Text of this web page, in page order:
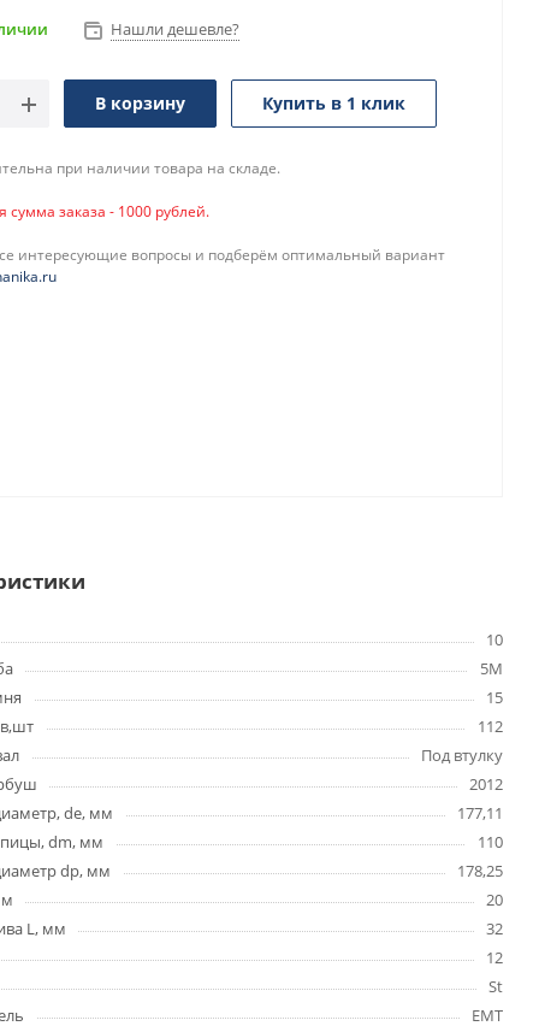
Нашли дешевле?
В корзину Купить в 1 клик
при наличии товара на складе.
заказа - 1000 рублей.
интересующие вопросы и подберём оптимальный вариант
10
5M
15
112
Под втулку
2012
de, мм
177,11
dm, мм
110
dp, мм
178,25
20
L, мм
32
12
St
EMT